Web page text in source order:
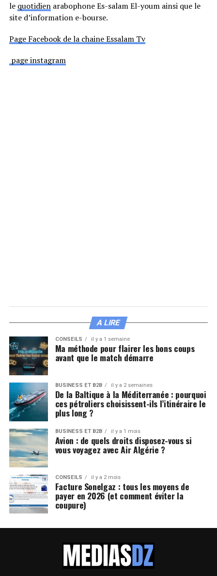
le quotidienarabophone Es-salam El-youm ainsi que le
site d’information e-bourse.
Page Facebook de la chaine Essalam Tv
page instagram
A LIRE
CONSEILS il y a 1 semaine
Ma méthode pour flairer les bons coups
avant que le match démarre
BUSINESS ET B2B il y a 2 semaines
De la Baltique à la Méditerranée : pourquoi
ces pétroliers choisissent-ils l’itinéraire le
plus long ?
BUSINESS ET B2B il y a 1 mois
Avion : de quels droits disposez-vous si
vous voyagez avec Air Algérie ?
CONSEILS il y a 2 mois
Facture Sonelgaz : tous les moyens de
payer en 2026 (et comment éviter la
coupure)